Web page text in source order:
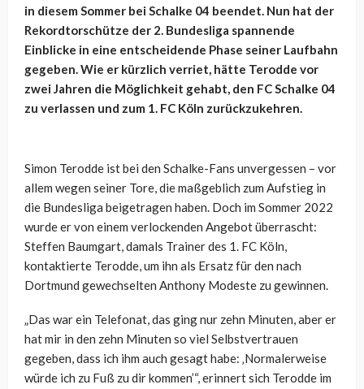
in diesem Sommer bei Schalke 04 beendet. Nun hat der
Rekordtorschütze der 2. Bundesliga spannende
Einblicke in eine entscheidende Phase seiner Laufbahn
gegeben. Wie er kürzlich verriet, hätte Terodde vor
zwei Jahren die Möglichkeit gehabt, den FC Schalke 04
zu verlassen und zum 1. FC Köln zurückzukehren.
Simon Terodde ist bei den Schalke-Fans unvergessen – vor
allem wegen seiner Tore, die maßgeblich zum Aufstieg in
die Bundesliga beigetragen haben. Doch im Sommer 2022
wurde er von einem verlockenden Angebot überrascht:
Steffen Baumgart, damals Trainer des 1. FC Köln,
kontaktierte Terodde, um ihn als Ersatz für den nach
Dortmund gewechselten Anthony Modeste zu gewinnen.
„Das war ein Telefonat, das ging nur zehn Minuten, aber er
hat mir in den zehn Minuten so viel Selbstvertrauen
gegeben, dass ich ihm auch gesagt habe: ‚Normalerweise
würde ich zu Fuß zu dir kommen’“, erinnert sich Terodde im